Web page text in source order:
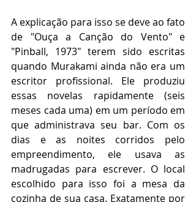
A explicação para isso se deve ao fato
de "Ouça a Canção do Vento" e
"Pinball, 1973" terem sido escritas
quando Murakami ainda não era um
escritor profissional. Ele produziu
essas novelas rapidamente (seis
meses cada uma) em um período em
que administrava seu bar. Com os
dias e as noites corridos pelo
empreendimento, ele usava as
madrugadas para escrever. O local
escolhido para isso foi a mesa da
cozinha de sua casa. Exatamente por